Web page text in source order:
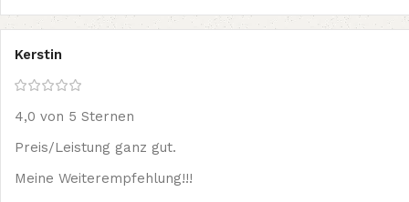
Kerstin
4,0 von 5 Sternen
Preis/Leistung ganz gut.
Meine Weiterempfehlung!!!